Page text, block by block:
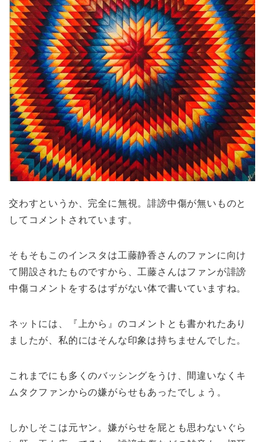
交わすというか、完全に無視。誹謗中傷が無いものと
してコメントされています。
そもそもこのインスタは工藤静香さんのファンに向け
て開設されたものですから、工藤さんはファンが誹謗
中傷コメントをするはずがない体で書いていますね。
ネットには、『上から』のコメントとも書かれたあり
ましたが、私的にはそんな印象は持ちませんでした。
これまでにも多くのバッシングをうけ、間違いなくキ
ムタクファンからの嫌がらせもあったでしょう。
しかしそこは元ヤン。嫌がらせを屁とも思わないぐら